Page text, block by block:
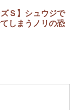
ズＳ】シュウジで
しまうノリの恐